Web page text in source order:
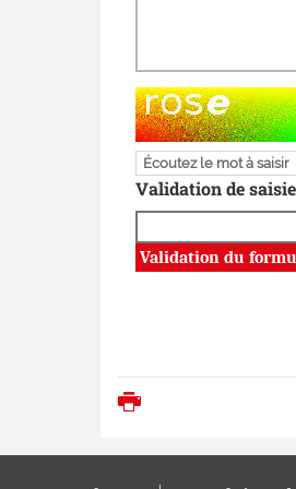
Champ pour les
Écoutez le mot à saisir
Validation de